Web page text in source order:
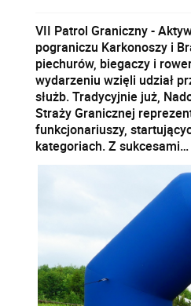
VII Patrol Graniczny -
pograniczu Karkonoszy i
piechurów, biegaczy i
wydarzeniu wzięli udział
służb. Tradycyjnie już,
Straży Granicznej
funkcjonariuszy,
kategoriach. Z sukcesami…